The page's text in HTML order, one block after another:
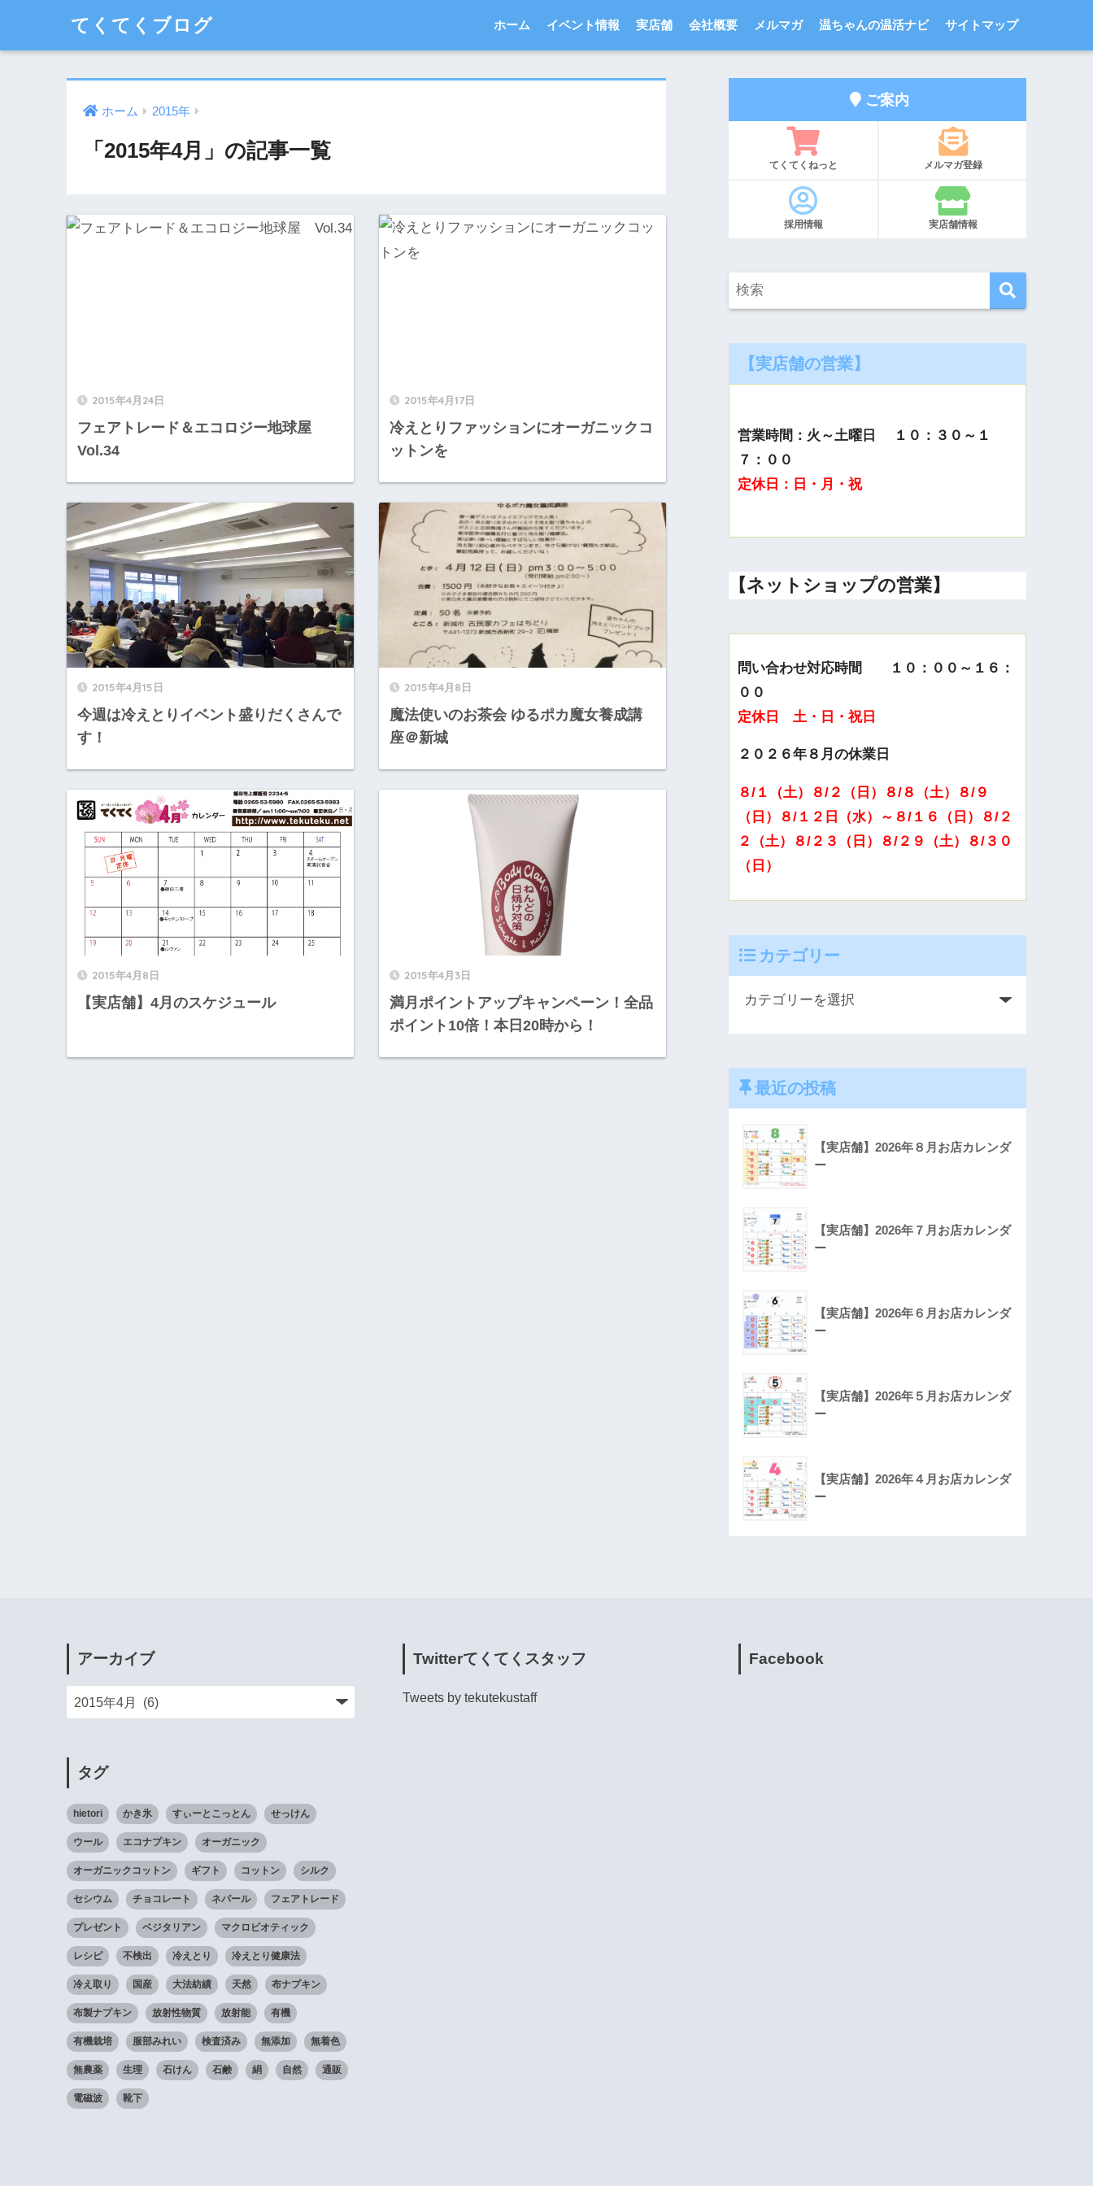
てくてくブログ ホーム イベント情報 実店舗 会社概要 メルマガ 温ちゃんの温活ナビ サイトマップ
ホーム 2015年
「2015年4月」の記事一覧
2015年4月24日
フェアトレード＆エコロジー地球屋
Vol.34
2015年4月17日
冷えとりファッションにオーガニックコ
ットンを
2015年4月15日
今週は冷えとりイベント盛りだくさんで
す！
2015年4月8日
魔法使いのお茶会 ゆるポカ魔女養成講
座＠新城
2015年4月8日
【実店舗】4月のスケジュール
2015年4月3日
満月ポイントアップキャンペーン！全品
ポイント10倍！本日20時から！
ご案内
てくてくねっと メルマガ登録
採用情報 実店舗情報
【実店舗の営業】
営業時間：火～土曜日 １０：３０～１
７：００
定休日：日・月・祝
【ネットショップの営業】
問い合わせ対応時間 １０：００～１６：
００
定休日 土・日・祝日
２０２６年８月の休業日
８/１（土）８/２（日）８/８（土）８/９
（日）８/１２日（水）～８/１６（日）８/２
２（土）８/２３（日）８/２９（土）８/３０
（日）
カテゴリー
最近の投稿
【実店舗】2026年８月お店カレンダ
ー
【実店舗】2026年７月お店カレンダ
ー
【実店舗】2026年６月お店カレンダ
ー
【実店舗】2026年５月お店カレンダ
ー
【実店舗】2026年４月お店カレンダ
ー
アーカイブ
タグ
hietori かき氷 すぃーとこっとん せっけん
ウール エコナプキン オーガニック
オーガニックコットン ギフト コットン シルク
セシウム チョコレート ネパール フェアトレード
プレゼント ベジタリアン マクロビオティック
レシピ 不検出 冷えとり 冷えとり健康法
冷え取り 国産 大法紡績 天然 布ナプキン
布製ナプキン 放射性物質 放射能 有機
有機栽培 服部みれい 検査済み 無添加 無着色
無農薬 生理 石けん 石鹸 絹 自然 通販
電磁波 靴下
Twitterてくてくスタッフ
Tweets by tekutekustaff
Facebook